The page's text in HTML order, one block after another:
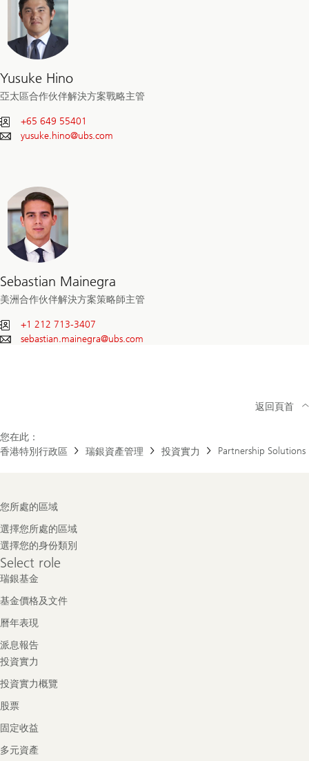
Yusuke Hino
亞太區合作伙伴解決方案戰略主管
+65 649 55401
yusuke.hino@ubs.com
Sebastian Mainegra
美洲合作伙伴解決方案策略師主管
+1 212 713-3407
sebastian.mainegra@ubs.com
您在此：
香港特別行政區
瑞銀資產管理 投資實力 Partnership Solutions
返回頁首
Footer
您所處的區域
選擇您所處的區域
選擇您的身份類別
Select
role
Select role
瑞銀基金
基金價格及文件
曆年表現
派息報告
投資實力
投資實力概覽
股票
固定收益
多元資產